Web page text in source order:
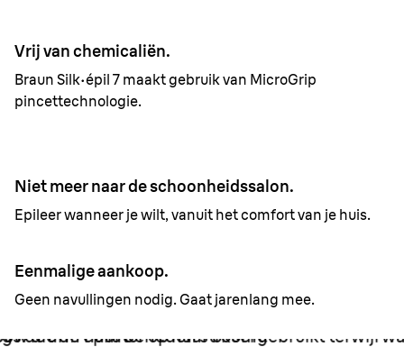
Vrij van chemicaliën.
Braun Silk·épil 7 maakt gebruik van MicroGrip
pincettechnologie.
Niet meer naar de schoonheidssalon.
Epileer wanneer je wilt, vanuit het comfort van je huis.
Eenmalige aankoop.
Geen navullingen nodig. Gaat jarenlang mee.